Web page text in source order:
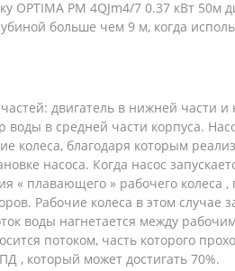
OPTIMA PM 4QJm4/7 0.37 кВт
больше чем 9 м, когда
двигатель в нижней части
в средней части корпуса.
благодаря которым
насоса. Когда насос
« плавающего » рабочего колеса
Рабочие колеса в этом
воды нагнетается между
потоком, часть которого
, который может достигать 70%.